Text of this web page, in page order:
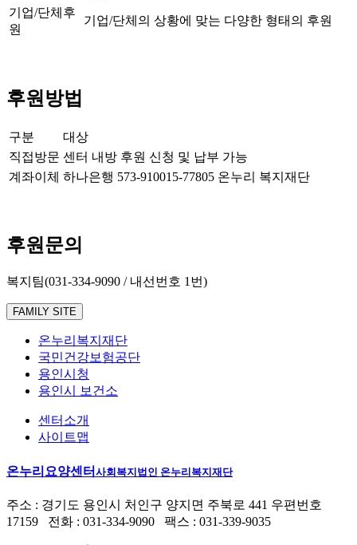
기업/단체후
원
기업/단체의 상황에 맞는 다양한 형태의 후원
후원방법
구분
대상
직접방문 센터 내방 후원 신청 및 납부 가능
계좌이체 하나은행 573-910015-77805 온누리 복지재단
후원문의
복지팀(031-334-9090 / 내선번호 1번)
FAMILY SITE
온누리복지재단
국민건강보험공단
용인시청
용인시 보건소
센터소개
사이트맵
온누리요양센터 사회복지법인 온누리복지재단
주소 : 경기도 용인시 처인구 양지면 주북로 441 우편번호
17159 전화 : 031-334-9090 팩스 : 031-339-9035